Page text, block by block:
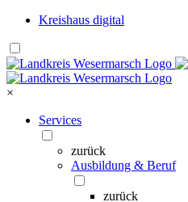
Kreishaus digital
×
Services
zurück
Ausbildung & Beruf
zurück